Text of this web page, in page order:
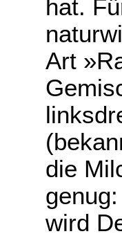
hat.
Art
die
wird